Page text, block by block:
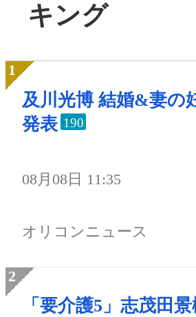
キング
及川光博 結婚&妻の
発表 190
08月08日 11:35
オリコンニュース
「要介護5」志茂田景